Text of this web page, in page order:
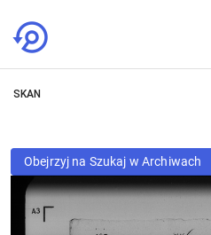
SKAN
Obejrzyj na Szukaj w Archiwach